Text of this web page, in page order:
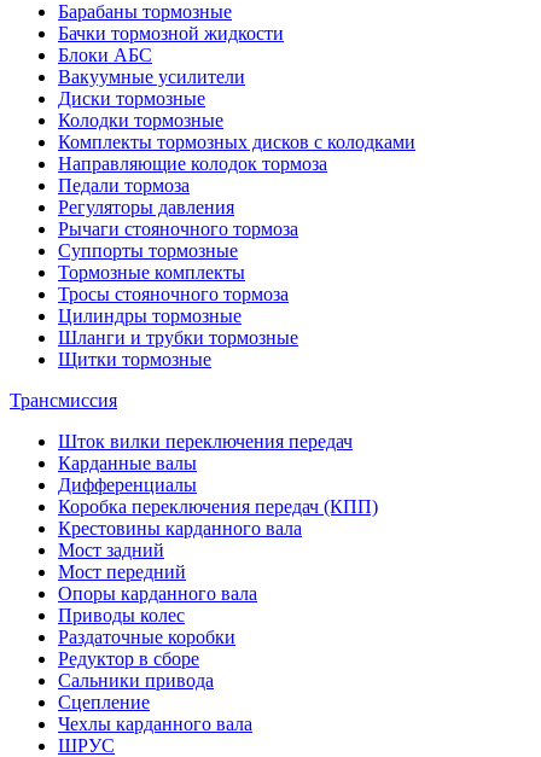
Барабаны тормозные
Бачки тормозной жидкости
Блоки АБС
Вакуумные усилители
Диски тормозные
Колодки тормозные
Комплекты тормозных дисков с колодками
Направляющие колодок тормоза
Педали тормоза
Регуляторы давления
Рычаги стояночного тормоза
Суппорты тормозные
Тормозные комплекты
Тросы стояночного тормоза
Цилиндры тормозные
Шланги и трубки тормозные
Щитки тормозные
Трансмиссия
Шток вилки переключения передач
Карданные валы
Дифференциалы
Коробка переключения передач (КПП)
Крестовины карданного вала
Мост задний
Мост передний
Опоры карданного вала
Приводы колес
Раздаточные коробки
Редуктор в сборе
Сальники привода
Сцепление
Чехлы карданного вала
ШРУС